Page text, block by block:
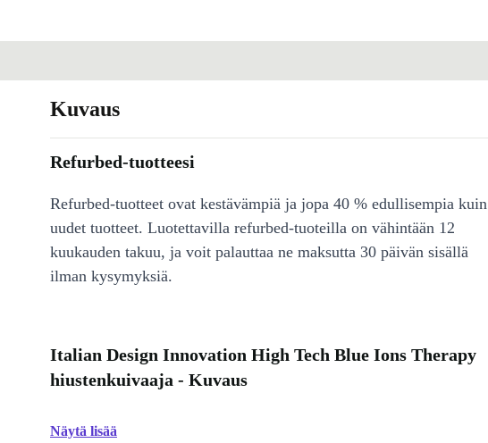
Kuvaus
Refurbed-tuotteesi
Refurbed-tuotteet ovat kestävämpiä ja jopa 40 % edullisempia kuin
uudet tuotteet. Luotettavilla refurbed-tuoteilla on vähintään 12
kuukauden takuu, ja voit palauttaa ne maksutta 30 päivän sisällä
ilman kysymyksiä.
Italian Design Innovation High Tech Blue Ions Therapy
hiustenkuivaaja - Kuvaus
Näytä lisää